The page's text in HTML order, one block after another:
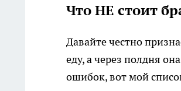
Что НЕ стоит
Давайте честно
еду, а через полдня
ошибок, вот мой